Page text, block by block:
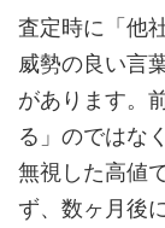
査定時に「他
威勢の良い言
があります。
る」のではな
無視した高値
ず、数ヶ月後